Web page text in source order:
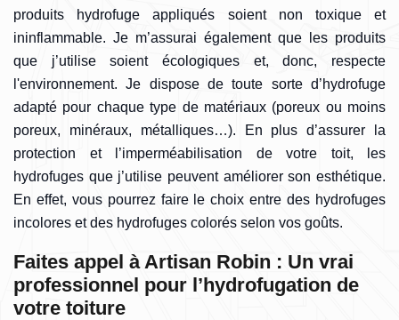
produits hydrofuge appliqués soient non toxique et
ininflammable. Je m’assurai également que les produits
que j’utilise soient écologiques et, donc, respecte
l'environnement. Je dispose de toute sorte d’hydrofuge
adapté pour chaque type de matériaux (poreux ou moins
poreux, minéraux, métalliques…). En plus d’assurer la
protection et l’imperméabilisation de votre toit, les
hydrofuges que j’utilise peuvent améliorer son esthétique.
En effet, vous pourrez faire le choix entre des hydrofuges
incolores et des hydrofuges colorés selon vos goûts.
Faites appel à Artisan Robin : Un vrai
professionnel pour l’hydrofugation de
votre toiture